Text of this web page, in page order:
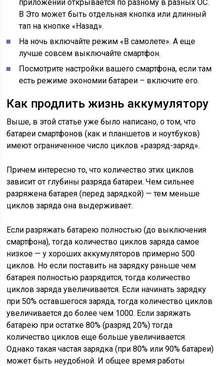
приложений открывается по разному в разных ОС.
В Это может быть отдельная кнопка или длинный
тап на кнопке «Назад».
На ночь включайте режим «В самолете». А еще
лучше совсем выключайте смартфон.
Посмотрите настройки вашего смартфона, если там
есть режиме экономии батареи – включите его.
Как продлить жизнь аккумулятору
Выше, в этой статье уже было написано, о том, что
батареи смартфонов (как и планшетов и ноутбуков)
имеют ограниченное число циклов «разряд-заряд».
Причем интересно то, что количество этих циклов
зависит от глубины разряда батареи. Чем сильнее
разряжена батарея (перед зарядкой) — тем меньше
циклов заряда она выдерживает.
Если разряжать батарею полностью (до выключения
смартфона), тогда количество циклов заряда самое
низкое — у хороших аккумуляторов примерно 500
циклов. Но если поставить на зарядку раньше чем
батарея полностью разрядится, тогда количество
циклов заряда увеличивается. Если начинать зарядку
при 50% оставшегося заряда, тогда количество циклов
увеличивается до более чем 1000. Если заряжать
батарею при остатке 80% (разряд 20%) тогда
количество циклов еще больше увеличивается.
Однако такая частая зарядка (при 80% или 90% батареи)
может быть неудобной. И общее время работы